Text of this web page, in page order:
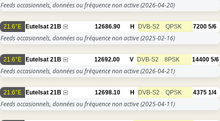
Feeds occasionnels, données ou fréquence non active(2026-04-20)
21.6°E Eutelsat 21B 12686.90 H DVB-S2 QPSK 7200 5/6
Feeds occasionnels, données ou fréquence non active(2025-02-16)
21.6°E Eutelsat 21B 12692.00 V DVB-S2 8PSK 14400 5/6
Feeds occasionnels, données ou fréquence non active(2026-04-21)
21.6°E Eutelsat 21B 12698.10 H DVB-S2 QPSK 4375 1/4
Feeds occasionnels, données ou fréquence non active(2025-04-11)